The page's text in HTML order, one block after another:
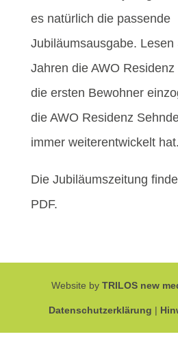
es natürlich die passende
Jubiläumsausgabe. Lesen
Jahren die AWO
die ersten Bewohner
die AWO Residenz
immer weiterentwickelt hat.
Die Jubiläumszeitung
PDF.
Website by TRILOS new
Datenschutzerklärung |